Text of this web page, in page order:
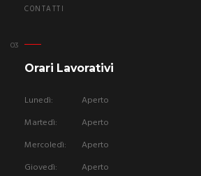
CONTATTI
Orari Lavorativi
Lunedì:
Aperto
Martedì:
Aperto
Mercoledì:
Aperto
Giovedì:
Aperto